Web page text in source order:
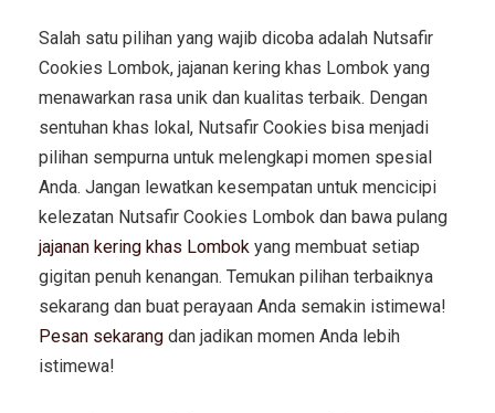
Salah satu pilihan yang wajib dicoba adalah Nutsafir
Cookies Lombok, jajanan kering khas Lombok yang
menawarkan rasa unik dan kualitas terbaik. Dengan
sentuhan khas lokal, Nutsafir Cookies bisa menjadi
pilihan sempurna untuk melengkapi momen spesial
Anda. Jangan lewatkan kesempatan untuk mencicipi
kelezatan Nutsafir Cookies Lombok dan bawa pulang
jajanan kering khas Lombok yang membuat setiap
gigitan penuh kenangan. Temukan pilihan terbaiknya
sekarang dan buat perayaan Anda semakin istimewa!
Pesan sekarang dan jadikan momen Anda lebih
istimewa!